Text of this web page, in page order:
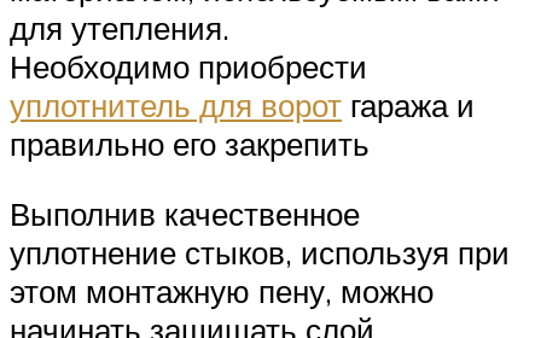
для утепления.
Необходимо приобрести
уплотнитель для ворот гаража и
правильно его закрепить
Выполнив качественное
уплотнение стыков, используя при
этом монтажную пену, можно
начинать защищать слой